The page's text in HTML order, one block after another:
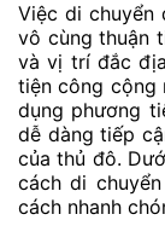
Việc di chuyển
vô cùng thuận
và vị trí đắc
tiện công cộng
dụng phương
dễ dàng tiếp
của thủ đô.
cách di
cách nhanh